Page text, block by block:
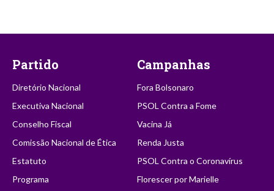
Partido
Diretório Nacional
Executiva Nacional
Conselho Fiscal
Comissão Nacional de Ética
Estatuto
Programa
Campanhas
Fora Bolsonaro
PSOL Contra a Fome
Vacina Já
Renda Justa
PSOL Contra o Coronavírus
Florescer por Marielle